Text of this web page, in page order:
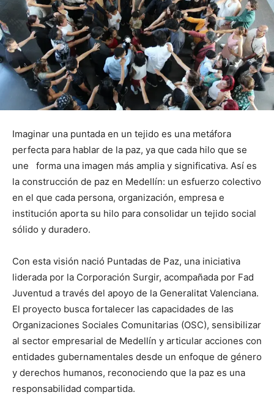
Imaginar una puntada en un tejido es una metáfora
perfecta para hablar de la paz, ya que cada hilo que se
une forma una imagen más amplia y significativa. Así es
la construcción de paz en Medellín: un esfuerzo colectivo
en el que cada persona, organización, empresa e
institución aporta su hilo para consolidar un tejido social
sólido y duradero.
Con esta visión nació Puntadas de Paz, una iniciativa
liderada por la Corporación Surgir, acompañada por Fad
Juventud a través del apoyo de la Generalitat Valenciana.
El proyecto busca fortalecer las capacidades de las
Organizaciones Sociales Comunitarias (OSC), sensibilizar
al sector empresarial de Medellín y articular acciones con
entidades gubernamentales desde un enfoque de género
y derechos humanos, reconociendo que la paz es una
responsabilidad compartida.